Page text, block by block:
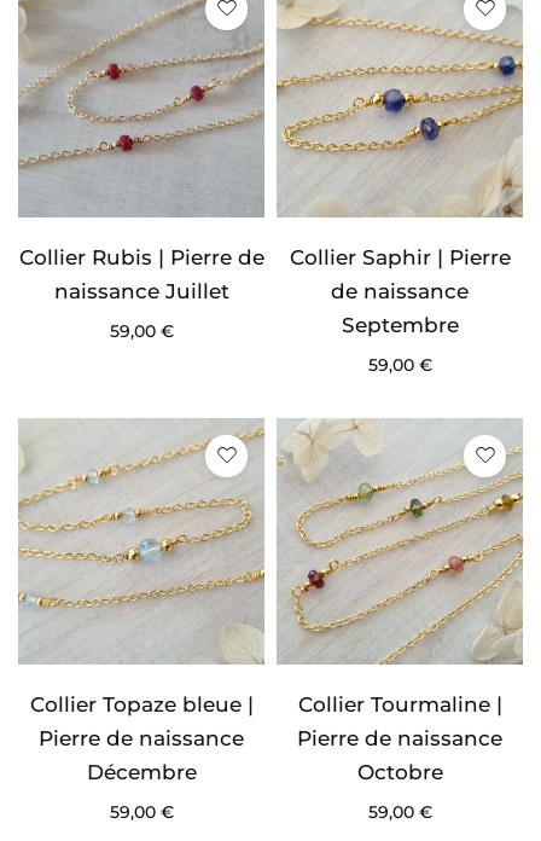
Collier Rubis | Pierre de
naissance Juillet
59,00 €
Collier Saphir | Pierre
de naissance
Septembre
59,00 €
Collier Topaze bleue |
Pierre de naissance
Décembre
59,00 €
Collier Tourmaline |
Pierre de naissance
Octobre
59,00 €